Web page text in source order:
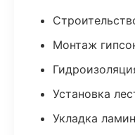
Монтаж
Установка
Укладка